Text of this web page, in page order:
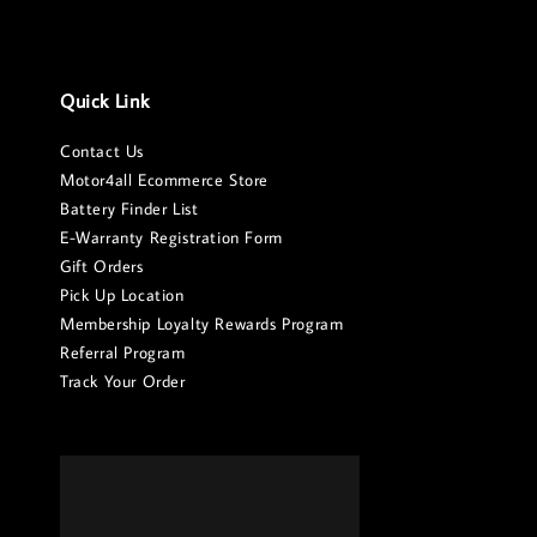
Quick Link
Contact Us
Motor4all Ecommerce Store
Battery Finder List
E-Warranty Registration Form
Gift Orders
Pick Up Location
Membership Loyalty Rewards Program
Referral Program
Track Your Order